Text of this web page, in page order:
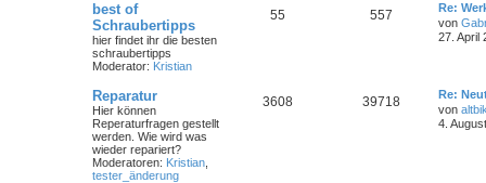
best of
Schraubertipps
hier findet ihr die besten
schraubertipps
Moderator: Kristian
55 557
Re:
von
27. April
Reparatur
Hier können
Reperaturfragen gestellt
werden. Wie wird was
wieder repariert?
Moderatoren: Kristian
tester_änderung
3608 39718
Re:
von
4.